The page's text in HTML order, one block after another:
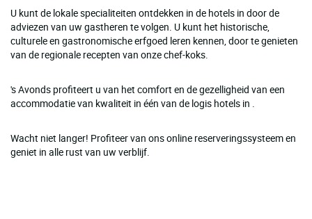
U kunt de lokale specialiteiten ontdekken in de hotels in door de
adviezen van uw gastheren te volgen. U kunt het historische,
culturele en gastronomische erfgoed leren kennen, door te genieten
van de regionale recepten van onze chef-koks.
's Avonds profiteert u van het comfort en de gezelligheid van een
accommodatie van kwaliteit in één van de logis hotels in .
Wacht niet langer! Profiteer van ons online reserveringssysteem en
geniet in alle rust van uw verblijf.